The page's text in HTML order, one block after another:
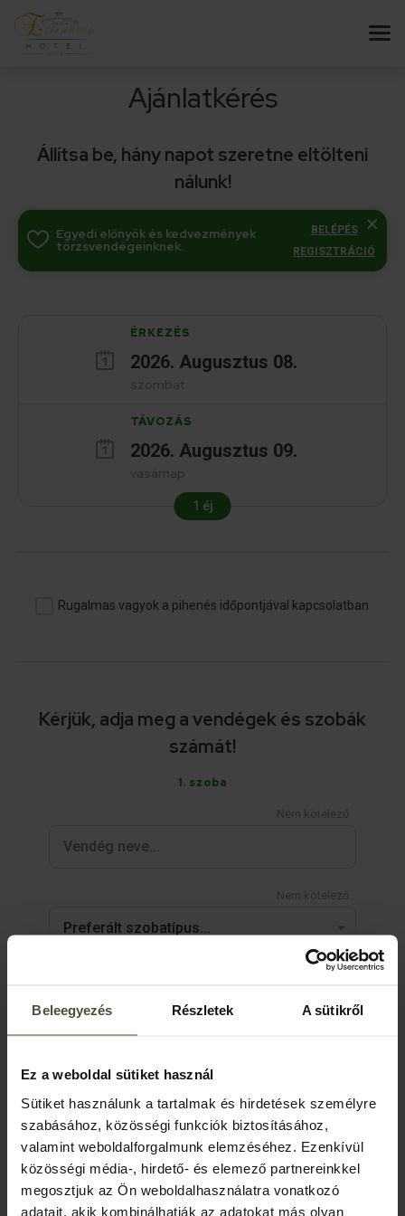
Beleegyezés Részletek A sütikről
Ez a weboldal sütiket használ
Sütiket használunk a tartalmak és hirdetések személyre
szabásához, közösségi funkciók biztosításához,
valamint weboldalforgalmunk elemzéséhez. Ezenkívül
közösségi média-, hirdető- és elemező partnereinkkel
megosztjuk az Ön weboldalhasználatra vonatkozó
adatait, akik kombinálhatják az adatokat más olyan
Ajánlatkérés
Állítsa be, hány napot szeretne eltölteni
nálunk!
Egyedi előnyök és kedvezmények
törzsvendégeinknek.
BELÉPÉS
REGISZTRÁCIÓ
ÉRKEZÉS
2026. Augusztus 08.
szombat
TÁVOZÁS
2026. Augusztus 09.
vasárnap
1 éj
Rugalmas vagyok a pihenés időpontjával kapcsolatban
Kérjük, adja meg a vendégek és szobák
számát!
1. szoba
Nem kötelező
Nem kötelező
Gyerekek
SZOBA HOZZÁADÁSA
Rendelkezem promóciós kóddal